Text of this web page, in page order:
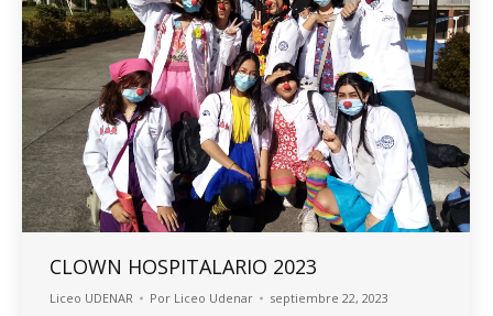
CLOWN HOSPITALARIO 2023
Liceo UDENAR Por Liceo Udenar septiembre 22, 2023